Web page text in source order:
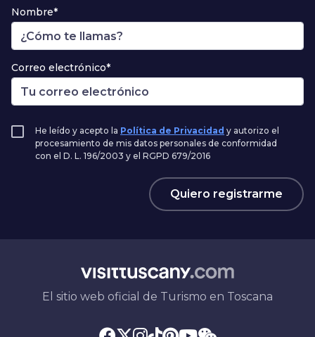
Nombre*
Correo electrónico*
He leído y acepto la Política de Privacidad y autorizo el
procesamiento de mis datos personales de conformidad
con el D. L. 196/2003 y el RGPD 679/2016
Quiero registrarme
El sitio web oficial de Turismo en Toscana